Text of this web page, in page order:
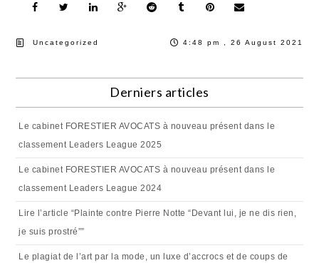
Uncategorized 4:48 pm , 26 August 2021
Derniers articles
Le cabinet FORESTIER AVOCATS à nouveau présent dans le
classement Leaders League 2025
Le cabinet FORESTIER AVOCATS à nouveau présent dans le
classement Leaders League 2024
Lire l’article “Plainte contre Pierre Notte “Devant lui, je ne dis rien,
je suis prostré””
Le plagiat de l’art par la mode, un luxe d’accrocs et de coups de